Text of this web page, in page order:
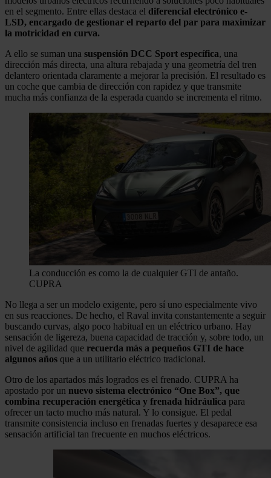
en el segmento. Entre ellas destaca el diferencial electrónico e-
LSD, encargado de gestionar el reparto del par para maximizar
la motricidad en curva.
A ello se suman una suspensión DCC Sport específica, una
dirección más directa, una altura rebajada y una geometría del tren
delantero orientada claramente a mejorar la precisión. El resultado es
un coche que cambia de dirección con rapidez y que transmite
mucha más confianza de la esperada cuando se incrementa el ritmo.
La conducción es como la de cualquier GTI de antaño.
CUPRA
No llega a ser un modelo exigente, pero sí uno especialmente vivo
en sus reacciones. De hecho, el Raval invita constantemente a seguir
buscando curvas, algo poco habitual en un eléctrico urbano. Hay
sensación de ligereza, buena capacidad de tracción y, sobre todo, un
nivel de agilidad que recuerda más a pequeños GTI de hace
algunos años que a un utilitario eléctrico tradicional.
Otro de los apartados más logrados es el frenado. CUPRA ha
apostado por un nuevo sistema electrónico “One Box”, que
combina recuperación energética y frenada hidráulica para
ofrecer un tacto mucho más natural. Y lo consigue. El pedal
transmite consistencia incluso en frenadas fuertes y desaparece esa
sensación artificial tan frecuente en muchos eléctricos.